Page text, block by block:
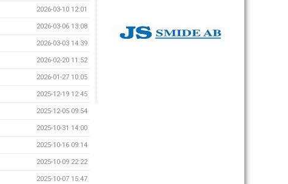
2026-03-10 12:01
2026-03-06 13:08
2026-03-03 14:39
2026-02-20 11:52
2026-01-27 10:05
2025-12-19 12:45
2025-12-05 09:54
2025-10-31 14:00
2025-10-16 09:14
2025-10-09 22:22
2025-10-07 15:47